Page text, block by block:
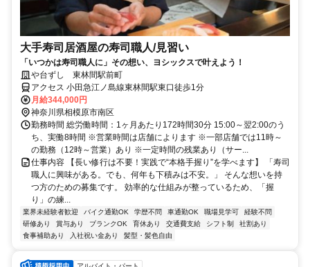
大手寿司居酒屋の寿司職人/見習い
「いつかは寿司職人に」その想い、ヨシックスで叶えよう！
や台ずし 東林間駅前町
アクセス 小田急江ノ島線東林間駅東口徒歩1分
月給344,000円
神奈川県相模原市南区
勤務時間 総労働時間：1ヶ月あたり172時間30分 15:00～翌2:00のう
ち、実働8時間 ※営業時間は店舗によります ※一部店舗では11時～
の勤務（12時～営業）あり ※一定時間の残業あり（サー...
仕事内容 【長い修行は不要！実践で“本格手握り”を学べます】 「寿司
職人に興味がある。でも、何年も下積みは不安。」 そんな想いを持
つ方のための募集です。 効率的な仕組みが整っているため、「握
り」の練...
業界未経験者歓迎 バイク通勤OK 学歴不問 車通勤OK 職場見学可
経験不問
研修あり
賞与あり ブランクOK 育休あり 交通費支給 シフト制
社割あり
食事補助あり
入社祝い金あり 髪型・髪色自由